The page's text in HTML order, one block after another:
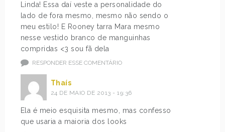
Linda! Essa daí veste a personalidade do
lado de fora mesmo, mesmo não sendo o
meu estilo! E Rooney tarra Mara mesmo
nesse vestido branco de manguinhas
compridas <3 sou fã dela
RESPONDER ESSE COMENTÁRIO
Thaís
24 DE MAIO DE 2013 - 19:36
Ela é meio esquisita mesmo, mas confesso
que usaria a maioria dos looks